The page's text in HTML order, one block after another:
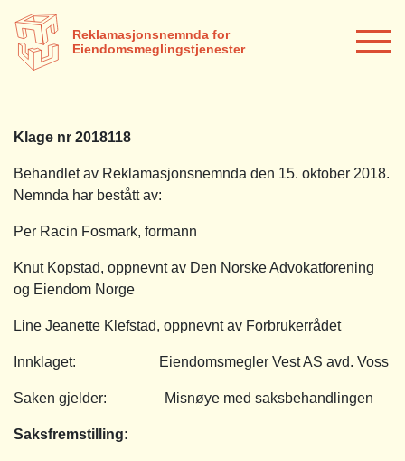
Reklamasjonsnemnda for
Eiendomsmeglingstjenester
Klage nr 2018118
Behandlet av Reklamasjonsnemnda den 15. oktober 2018.
Nemnda har bestått av:
Per Racin Fosmark, formann
Knut Kopstad, oppnevnt av Den Norske Advokatforening
og Eiendom Norge
Line Jeanette Klefstad, oppnevnt av Forbrukerrådet
Innklaget: Eiendomsmegler Vest AS avd. Voss
Saken gjelder: Misnøye med saksbehandlingen
Saksfremstilling: